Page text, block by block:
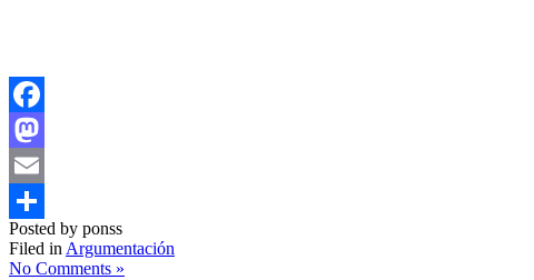
Facebook
Mastodon
Email
Compartir
Posted by ponss
Filed inArgumentación
No Comments »